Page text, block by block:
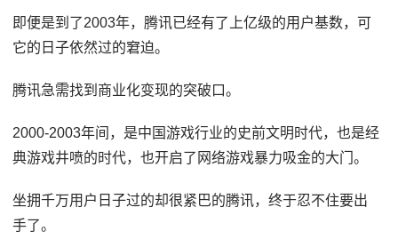
即便是到了2003年，腾讯已经有了上亿级的用户基数，可
它的日子依然过的窘迫。
腾讯急需找到商业化变现的突破口。
2000-2003年间，是中国游戏行业的史前文明时代，也是经
典游戏井喷的时代，也开启了网络游戏暴力吸金的大门。
坐拥千万用户日子过的却很紧巴的腾讯，终于忍不住要出
手了。